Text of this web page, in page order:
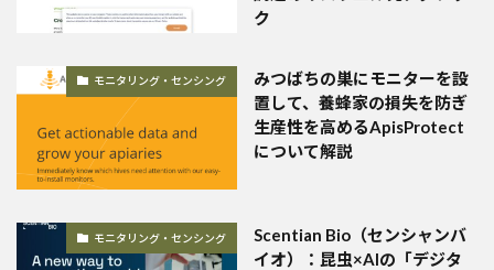
ク
モニタリング・センシング
みつばちの巣にモニターを設
置して、養蜂家の損失を防ぎ
生産性を高めるApisProtect
について解説
モニタリング・センシング
Scentian Bio（センシャンバ
イオ）：昆虫×AIの「デジタ